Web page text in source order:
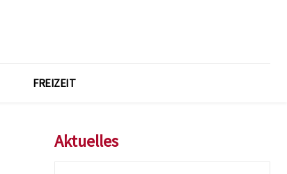
FREIZEIT
Aktuelles